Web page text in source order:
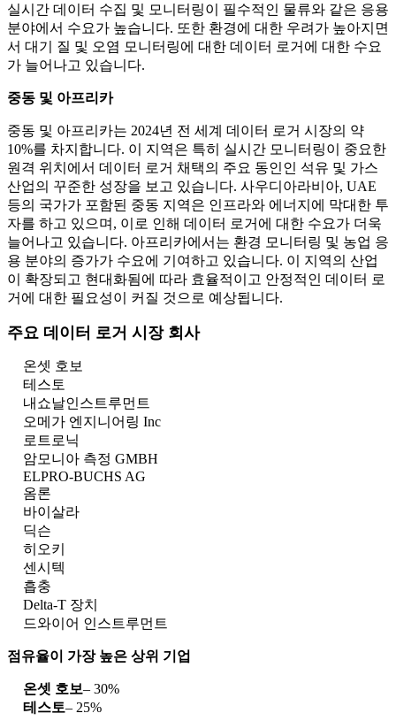
실시간 데이터 수집 및 모니터링이 필수적인 물류와 같은 응용
분야에서 수요가 높습니다. 또한 환경에 대한 우려가 높아지면
서 대기 질 및 오염 모니터링에 대한 데이터 로거에 대한 수요
가 늘어나고 있습니다.
중동 및 아프리카
중동 및 아프리카는 2024년 전 세계 데이터 로거 시장의 약
10%를 차지합니다. 이 지역은 특히 실시간 모니터링이 중요한
원격 위치에서 데이터 로거 채택의 주요 동인인 석유 및 가스
산업의 꾸준한 성장을 보고 있습니다. 사우디아라비아, UAE
등의 국가가 포함된 중동 지역은 인프라와 에너지에 막대한 투
자를 하고 있으며, 이로 인해 데이터 로거에 대한 수요가 더욱
늘어나고 있습니다. 아프리카에서는 환경 모니터링 및 농업 응
용 분야의 증가가 수요에 기여하고 있습니다. 이 지역의 산업
이 확장되고 현대화됨에 따라 효율적이고 안정적인 데이터 로
거에 대한 필요성이 커질 것으로 예상됩니다.
주요 데이터 로거 시장 회사
온셋 호보
테스토
내쇼날인스트루먼트
오메가 엔지니어링 Inc
로트로닉
암모니아 측정 GMBH
ELPRO-BUCHS AG
옴론
바이살라
딕슨
히오키
센시텍
흡충
Delta-T 장치
드와이어 인스트루먼트
점유율이 가장 높은 상위 기업
온셋 호보– 30%
테스토– 25%